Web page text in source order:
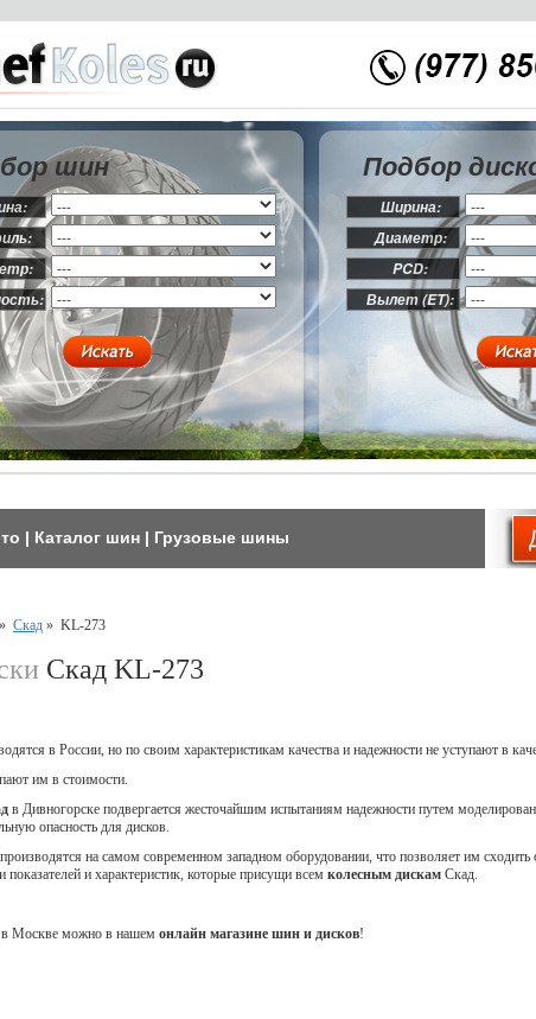
шин Подбор
Ширина:
Диаметр:
PCD:
Вылет (ET):
| Каталог шин | Грузовые шины
» Скад » KL-273
Скад KL-273
в России, но по своим характеристикам качества и надежности не уступают в
им в стоимости.
в Дивногорске подвергается жесточайшим испытаниям надежности путем
опасность для дисков.
производятся на самом современном западном оборудовании, что позволяет им сходить
и характеристик, которые присущи всем колесным дискам Скад.
в Москве можно в нашем онлайн магазине шин и дисков!